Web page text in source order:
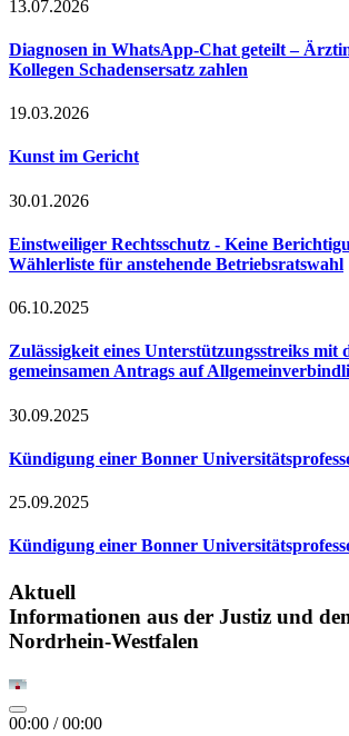
13.07.2026
Diagnosen in WhatsApp-Chat geteilt –
Kollegen Schadensersatz zahlen
19.03.2026
Kunst im Gericht
30.01.2026
Einstweiliger Rechtsschutz - Keine
Wählerliste für anstehende Betriebsratswahl
06.10.2025
Zulässigkeit eines Unterstützungsstreiks mit
gemeinsamen Antrags auf
30.09.2025
Kündigung einer Bonner
25.09.2025
Kündigung einer Bonner
Aktuell
Informationen aus der Justiz und
Nordrhein-Westfalen
00:00 /00:00